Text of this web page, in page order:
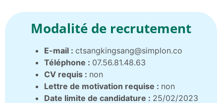
Modalité de recrutement
E-mail : ctsangkingsang@simplon.co
Téléphone : 07.56.81.48.63
CV requis : non
Lettre de motivation requise : non
Date limite de candidature : 25/02/2023